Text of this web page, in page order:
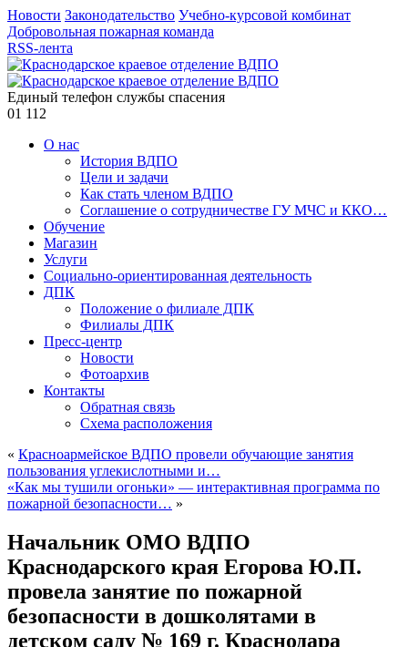
Новости Законодательство Учебно-курсовой комбинат
Добровольная пожарная команда
RSS-лента
Единый телефон службы спасения
01 112
О нас
История ВДПО
Цели и задачи
Как стать членом ВДПО
Соглашение о сотрудничестве ГУ МЧС и ККО…
Обучение
Магазин
Услуги
Социально-ориентированная деятельность
ДПК
Положение о филиале ДПК
Филиалы ДПК
Пресс-центр
Новости
Фотоархив
Контакты
Обратная связь
Схема расположения
« Красноармейское ВДПО провели обучающие занятия
пользования углекислотными и…
«Как мы тушили огоньки» — интерактивная программа по
пожарной безопасности… »
Начальник ОМО ВДПО
Краснодарского края Егорова Ю.П.
провела занятие по пожарной
безопасности в дошколятами в
детском саду № 169 г. Краснодара